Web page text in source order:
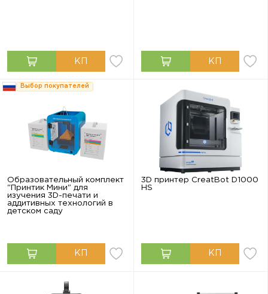
Выбор покупателей
Образовательный комплект
"Принтик Мини" для
изучения 3D-печати и
аддитивных технологий в
детском саду
3D принтер CreatBot D1000
HS